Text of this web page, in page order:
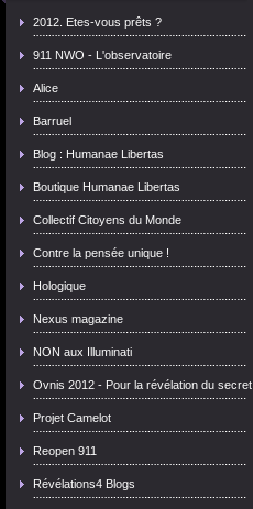
2012. Etes-vous prêts ?
911 NWO - L'observatoire
Alice
Barruel
Blog : Humanae Libertas
Boutique Humanae Libertas
Collectif Citoyens du Monde
Contre la pensée unique !
Hologique
Nexus magazine
NON aux Illuminati
Ovnis 2012 - Pour la révélation du secret
Projet Camelot
Reopen 911
Révélations4 Blogs